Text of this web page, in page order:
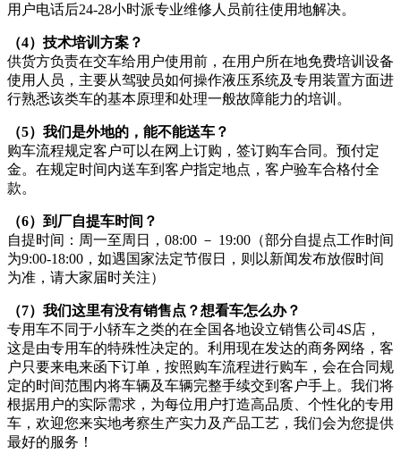
用户电话后24-28小时派专业维修人员前往使用地解决。
（4）技术培训方案？
供货方负责在交车给用户使用前，在用户所在地免费培训设备
使用人员，主要从驾驶员如何操作液压系统及专用装置方面进
行熟悉该类车的基本原理和处理一般故障能力的培训。
（5）我们是外地的，能不能送车？
购车流程规定客户可以在网上订购，签订购车合同。预付定
金。在规定时间内送车到客户指定地点，客户验车合格付全
款。
（6）到厂自提车时间？
自提时间：周一至周日，08:00 － 19:00（部分自提点工作时间
为9:00-18:00，如遇国家法定节假日，则以新闻发布放假时间
为准，请大家届时关注）
（7）我们这里有没有销售点？想看车怎么办？
专用车不同于小轿车之类的在全国各地设立销售公司4S店，
这是由专用车的特殊性决定的。利用现在发达的商务网络，客
户只要来电来函下订单，按照购车流程进行购车，会在合同规
定的时间范围内将车辆及车辆完整手续交到客户手上。我们将
根据用户的实际需求，为每位用户打造高品质、个性化的专用
车，欢迎您来实地考察生产实力及产品工艺，我们会为您提供
最好的服务！